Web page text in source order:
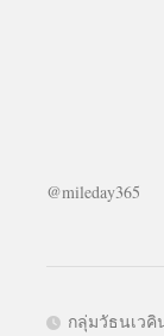
@mileday365
กลุ่มวัธนเวคิ